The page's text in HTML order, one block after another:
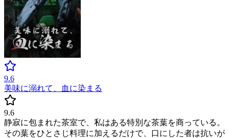
9.6
美味に溺れて、血に染まる
9.6
静寂に包まれた茶室で、私はある特別な茶葉を商っている。
その葉をひとさじ料理に加えるだけで、口にした者は抗いが